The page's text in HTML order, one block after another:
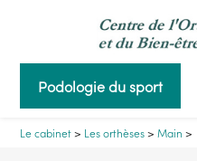
Podologie du sport
Le cabinet> Les orthèses>Main>